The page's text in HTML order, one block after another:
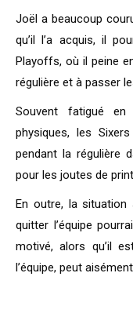
Joël a beaucoup
qu’il l’a acquis, il
Playoffs, où il peine
régulière et à passer
Souvent fatigué
physiques, les
pendant la régulière
pour les joutes de
En outre, la situation
quitter l’équipe
motivé, alors qu’il
l’équipe, peut